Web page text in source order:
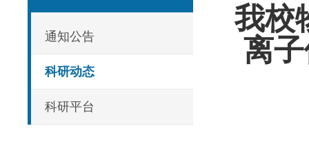
通知公告
科研动态
科研平台
我校
离